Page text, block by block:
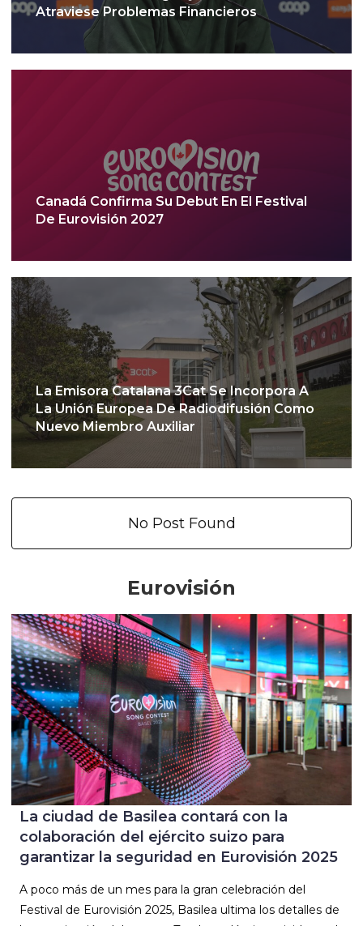
Atraviese Problemas Financieros
Canadá Confirma Su Debut En El Festival
De Eurovisión 2027
La Emisora Catalana 3Cat Se Incorpora A
La Unión Europea De Radiodifusión Como
Nuevo Miembro Auxiliar
No Post Found
Eurovisión
La ciudad de Basilea contará con la
colaboración del ejército suizo para
garantizar la seguridad en Eurovisión 2025
A poco más de un mes para la gran celebración del
Festival de Eurovisión 2025, Basilea ultima los detalles de